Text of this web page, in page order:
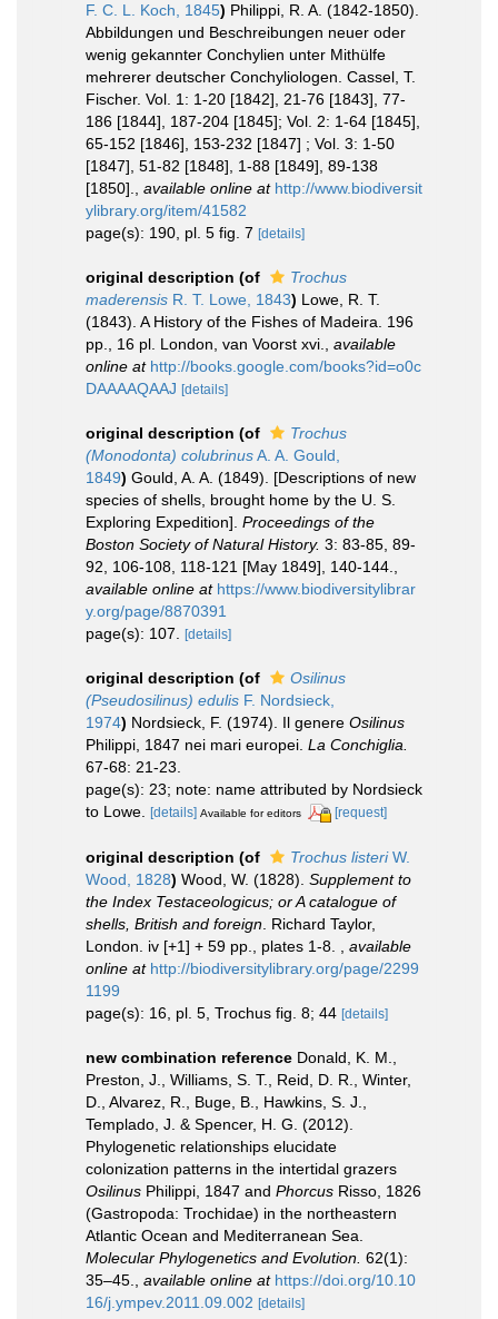
F. C. L. Koch, 1845) Philippi, R. A. (1842-1850).
Abbildungen und Beschreibungen neuer oder
wenig gekannter Conchylien unter Mithülfe
mehrerer deutscher Conchyliologen. Cassel, T.
Fischer. Vol. 1: 1-20 [1842], 21-76 [1843], 77-
186 [1844], 187-204 [1845]; Vol. 2: 1-64 [1845],
65-152 [1846], 153-232 [1847] ; Vol. 3: 1-50
[1847], 51-82 [1848], 1-88 [1849], 89-138
[1850].
available online at http://www.biodiversit
ylibrary.org/item/41582
page(s): 190, pl. 5 fig. 7 [details]
original description (of
Trochus
maderensis R. T. Lowe, 1843) Lowe, R. T.
(1843). A History of the Fishes of Madeira. 196
pp., 16 pl. London, van Voorst xvi.
available
online at http://books.google.com/books?id=o0c
DAAAAQAAJ [details]
original description (of
Trochus
(Monodonta) colubrinusA. A. Gould,
1849) Gould, A. A. (1849). [Descriptions of new
species of shells, brought home by the U. S.
Exploring Expedition]. Proceedings of the
Boston Society of Natural History. 3: 83-85, 89-
92, 106-108, 118-121 [May 1849], 140-144.
available online at https://www.biodiversitylibrar
y.org/page/8870391
page(s): 107.
[details]
original description (of
Osilinus
(Pseudosilinus) edulis F. Nordsieck,
1974) Nordsieck, F. (1974). Il genere Osilinus
Philippi, 1847 nei mari europei. La Conchiglia.
67-68: 21-23.
page(s): 23; note: name attributed by Nordsieck
to Lowe.
[details] Available for editors [request]
original description (of Trochus listeriW.
Wood, 1828) Wood, W. (1828). Supplement to
the Index Testaceologicus; or A catalogue of
shells, British and foreign . Richard Taylor,
London. iv [+1] + 59 pp., plates 1-8.
available
online at http://biodiversitylibrary.org/page/2299
1199
page(s): 16, pl. 5, Trochus fig. 8; 44 [details]
new combination reference Donald, K. M.,
Preston, J., Williams, S. T., Reid, D. R., Winter,
D., Alvarez, R., Buge, B., Hawkins, S. J.,
Templado, J. & Spencer, H. G. (2012).
Phylogenetic relationships elucidate
colonization patterns in the intertidal grazers
Osilinus Philippi, 1847 and Phorcus Risso, 1826
(Gastropoda: Trochidae) in the northeastern
Atlantic Ocean and Mediterranean Sea.
Molecular Phylogenetics and Evolution. 62(1):
35–45.
available online at https://doi.org/10.10
16/j.ympev.2011.09.002 [details]